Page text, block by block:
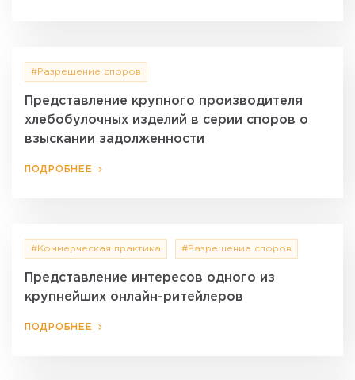
#Разрешение споров
Представление крупного производителя
хлебобулочных изделий в серии споров о
взыскании задолженности
ПОДРОБНЕЕ
#Коммерческая практика #Разрешение споров
Представление интересов одного из
крупнейших онлайн-ритейлеров
ПОДРОБНЕЕ